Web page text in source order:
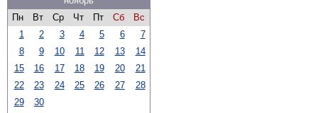
Пн
Вт Ср Чт Пт Сб
Вс
1
2 3 4 5 6
7
8
9 10 11 12 13
14
15
16 17 18 19 20
21
22
23 24 25 26 27
28
29
30